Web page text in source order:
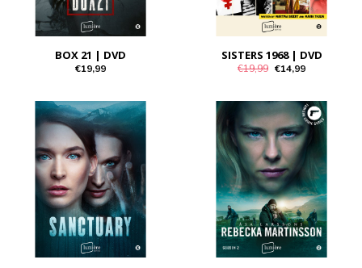
BOX 21 | DVD
€19,99
SISTERS 1968 | DVD
€19,99 €14,99